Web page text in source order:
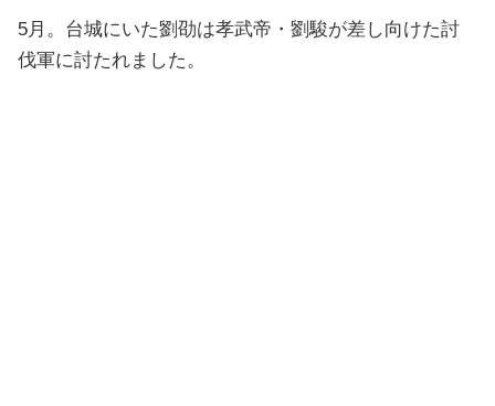
5月。台城にいた劉劭は孝武帝・劉駿が差し向けた討
伐軍に討たれました。